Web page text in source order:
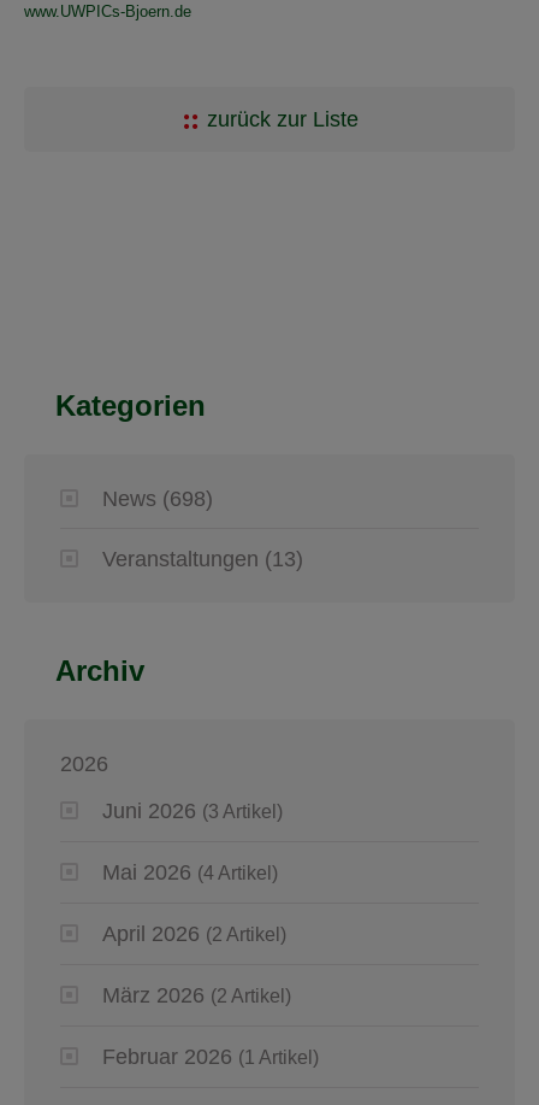
www.UWPICs-Bjoern.de
zurück zur Liste
Kategorien
News (698)
Veranstaltungen (13)
Archiv
2026
Juni 2026 (3 Artikel)
Mai 2026 (4 Artikel)
April 2026 (2 Artikel)
März 2026 (2 Artikel)
Februar 2026 (1 Artikel)